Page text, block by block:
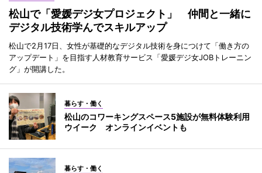
松山で「愛媛デジ女プロジェクト」 仲間と一緒に
デジタル技術学んでスキルアップ
松山で2月17日、女性が基礎的なデジタル技術を身につけて「働き方の
アップデート」を目指す人材教育サービス「愛媛デジ女JOBトレーニン
グ」が開講した。
暮らす・働く
松山のコワーキングスペース5施設が無料体験利用
ウイーク オンラインイベントも
暮らす・働く